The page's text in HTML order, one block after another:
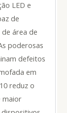
LED e
de
área de
poderosas
defeitos
em
reduz o
maior